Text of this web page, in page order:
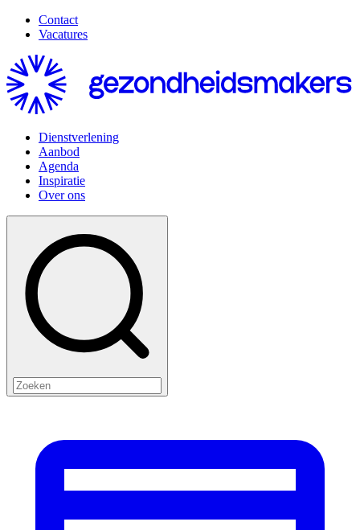
Contact
Vacatures
Dienstverlening
Aanbod
Agenda
Inspiratie
Over ons